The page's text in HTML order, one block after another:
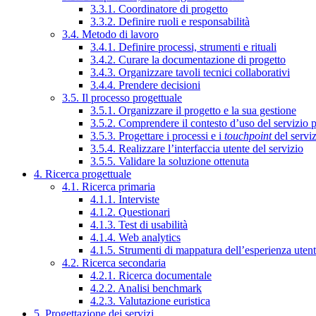
3.3.1. Coordinatore di progetto
3.3.2. Definire ruoli e responsabilità
3.4. Metodo di lavoro
3.4.1. Definire processi, strumenti e rituali
3.4.2. Curare la documentazione di progetto
3.4.3. Organizzare tavoli tecnici collaborativi
3.4.4. Prendere decisioni
3.5. Il processo progettuale
3.5.1. Organizzare il progetto e la sua gestione
3.5.2. Comprendere il contesto d’uso del servizio
3.5.3. Progettare i processi e i touchpointdel
3.5.4. Realizzare l’interfaccia utente del servizio
3.5.5. Validare la soluzione ottenuta
4. Ricerca progettuale
4.1. Ricerca primaria
4.1.1. Interviste
4.1.2. Questionari
4.1.3. Test di usabilità
4.1.4. Web analytics
4.1.5. Strumenti di mappatura dell’esperienza
4.2. Ricerca secondaria
4.2.1. Ricerca documentale
4.2.2. Analisi benchmark
4.2.3. Valutazione euristica
5. Progettazione dei servizi